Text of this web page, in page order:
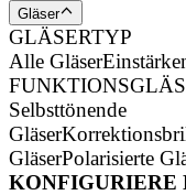
Gläser
GLÄSERTYP
Alle Gläser
Selbsttönende
Gläser
GläserPolarisierte
KONFIGURIERE